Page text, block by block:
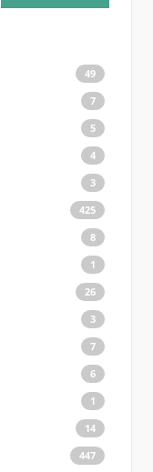
49
7
5
4
3
425
8
1
26
3
7
6
1
14
447